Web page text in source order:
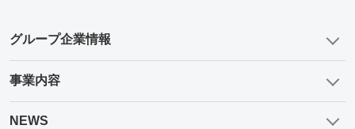
グループ企業情報
事業内容
NEWS